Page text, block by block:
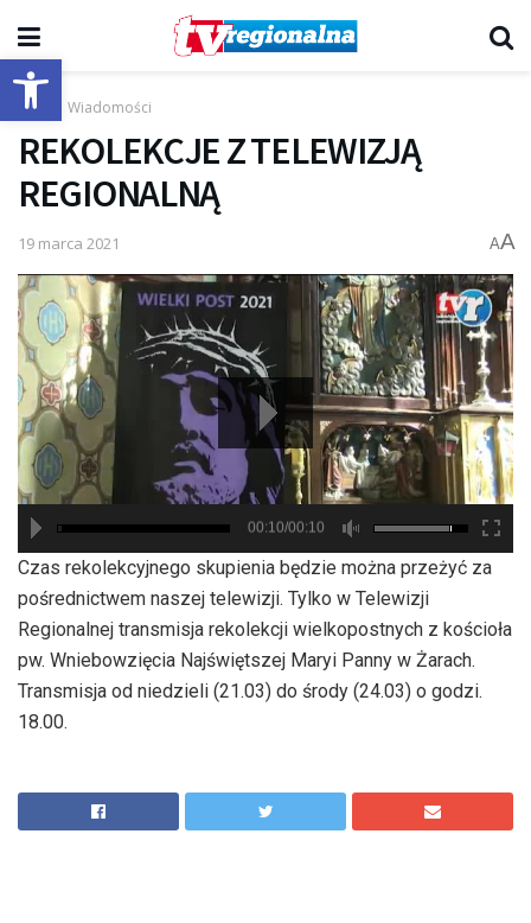
Otwórz pasek narzędzi
Start Wiadomości
REKOLEKCJE Z TELEWIZJĄ
REGIONALNĄ
19 marca 2021 AA
00:10/00:10
Czas rekolekcyjnego skupienia będzie można przeżyć za
pośrednictwem naszej telewizji. Tylko w Telewizji
Regionalnej transmisja rekolekcji wielkopostnych z kościoła
pw. Wniebowzięcia Najświętszej Maryi Panny w Żarach.
Transmisja od niedzieli (21.03) do środy (24.03) o godzi.
18.00.